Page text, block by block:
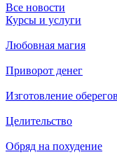
Все новости
Курсы и услуги
Любовная магия
Приворот денег
Изготовление оберегов
Целительство
Обряд на похудение